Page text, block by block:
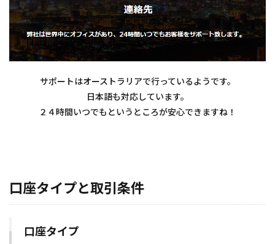
サポートはオーストラリアで行っているようです。
日本語も対応しています。
２４時間いつでもというところが安心できますね！
口座タイプと取引条件
口座タイプ